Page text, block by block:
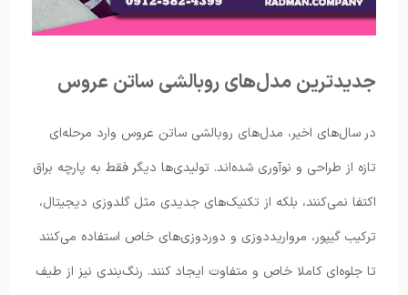
جدیدترین مدل‌های روبالشی ساتن عروس
در سال‌های اخیر، مدل‌های روبالشی ساتن عروس وارد مرحله‌ای
تازه از طراحی و نوآوری شده‌اند. تولیدی‌ها دیگر فقط به پارچه براق
اکتفا نمی‌کنند، بلکه از تکنیک‌های جدیدی مثل گلدوزی دیجیتال،
ترکیب گیپور، مرواریددوزی و دوردوزی‌های خاص استفاده می‌کنند
تا جلوه‌ای کاملا خاص و متفاوت ایجاد کنند. رنگ‌بندی نیز از طیف